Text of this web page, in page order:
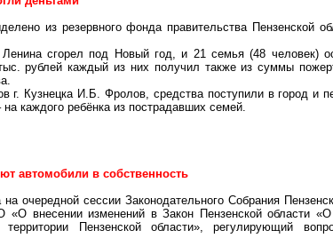
из резервного фонда правительства Пензенской
сгорел под Новый год, и 21 семья (48 человек)
рублей каждый из них получил также из суммы
г. Кузнецка И.Б. Фролов, средства поступили в город и
каждого ребёнка из пострадавших семей.
автомобили в собственность
очередной сессии Законодательного Собрания
внесении изменений в Закон Пензенской области
Пензенской области», регулирующий